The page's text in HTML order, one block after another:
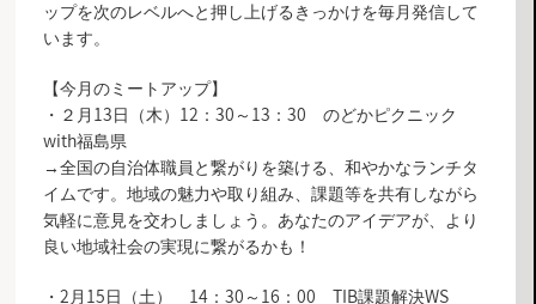
ップを次のレベルへと押し上げるきっかけを毎月発信して
います。
【今月のミートアップ】
・２月13日（木）12：30～13：30 のどかピクニック
with福島県
→全国の自治体職員と繋がりを築ける、和やかなランチタ
イムです。地域の魅力や取り組み、課題等を共有しながら
気軽に意見を交わしましょう。あなたのアイデアが、より
良い地域社会の実現に繋がるかも！
・2月15日（土） 14：30～16：00 TIB課題解決WS